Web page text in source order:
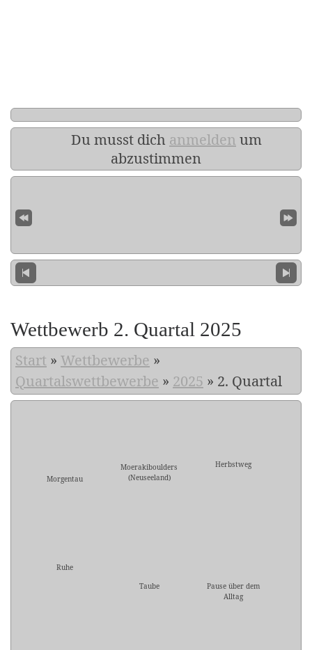
Du musst dich anmelden um
abzustimmen
Wettbewerb 2. Quartal 2025
Start » Wettbewerbe »
Quartalswettbewerbe » 2025 » 2. Quartal
Morgentau
Moerakiboulders
(Neuseeland)
Herbstweg
Ruhe
Taube
Pause über dem
Alltag